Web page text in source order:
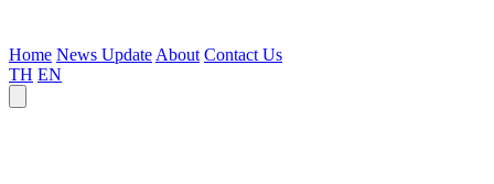
Home News Update About Contact Us
TH EN